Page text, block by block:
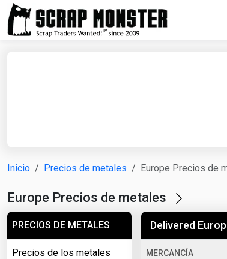
Inicio Precios de metales Europe Precios de
Europe Precios de metales
Delivered
MERCANCÍA
PRECIOS DE METALES
Precios de los metales